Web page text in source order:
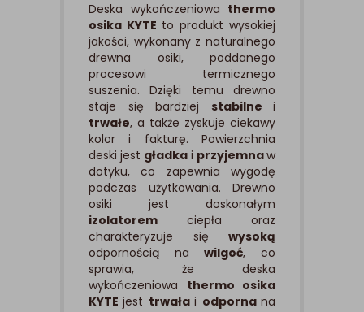
Deska wykończeniowa thermo
osika KYTE to produkt wysokiej
jakości, wykonany z naturalnego
drewna osiki, poddanego
procesowi termicznego
suszenia. Dzięki temu drewno
staje się bardziej stabilne i
trwałe, a także zyskuje ciekawy
kolor i fakturę. Powierzchnia
deski jest gładka i przyjemnaw
dotyku, co zapewnia wygodę
podczas użytkowania. Drewno
osiki jest doskonałym
izolatorem ciepła oraz
charakteryzuje się wysoką
odpornością nawilgoć, co
sprawia, że deska
wykończeniowa thermo osika
KYTEjest trwałai odpornana